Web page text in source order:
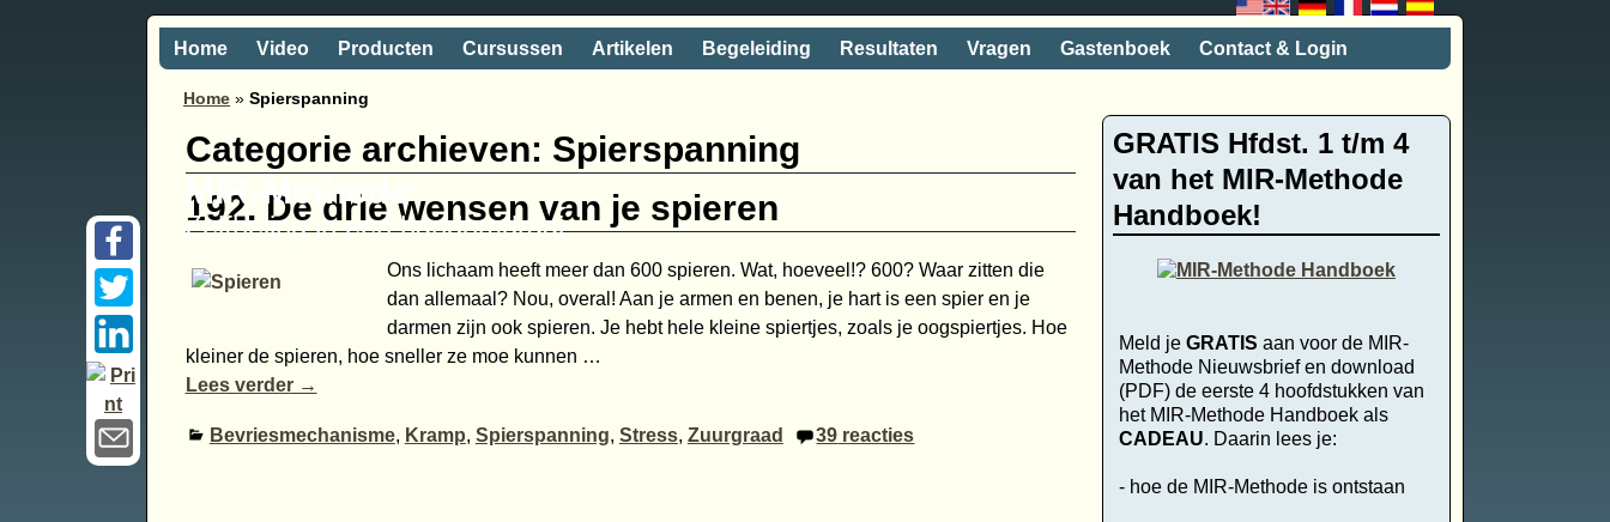
MIR-Methode
Zelfheling in een handomdraai
Home Video Producten Cursussen Artikelen Begeleiding Resultaten Vragen Gastenboek Contact & Login
Home » Spierspanning
Categorie archieven: Spierspanning
192. De drie wensen van je spieren
Ons lichaam heeft meer dan 600 spieren. Wat, hoeveel!? 600? Waar zitten die
dan allemaal? Nou, overal! Aan je armen en benen, je hart is een spier en je
darmen zijn ook spieren. Je hebt hele kleine spiertjes, zoals je oogspiertjes. Hoe
kleiner de spieren, hoe sneller ze moe kunnen …
Lees verder →
Bevriesmechanisme, Kramp, Spierspanning, Stress, Zuurgraad 39 reacties
GRATIS Hfdst. 1 t/m 4
van het MIR-Methode
Handboek!
Meld je GRATIS aan voor de MIR-
Methode Nieuwsbrief en download
(PDF) de eerste 4 hoofdstukken van
het MIR-Methode Handboek als
CADEAU. Daarin lees je:
- hoe de MIR-Methode is ontstaan